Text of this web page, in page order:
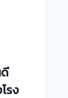
รง